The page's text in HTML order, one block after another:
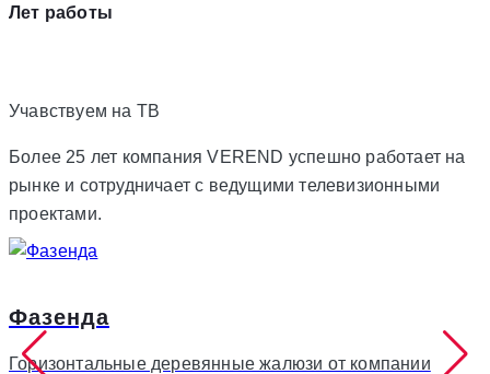
Лет работы
Учавствуем на ТВ
Более 25 лет компания VEREND успешно работает на
рынке и сотрудничает с ведущими телевизионными
проектами.
Фазенда
Горизонтальные деревянные жалюзи от компании